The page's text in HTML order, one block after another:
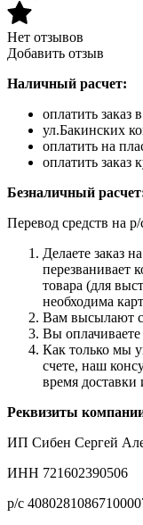
Нет отзывов
Добавить отзыв
Наличный расчет:
оплатить заказ
ул.Бакинских
оплатить на
оплатить заказ
Безналичный
Перевод средств на
Делаете заказ
перезванивает
товара (для
необходима
Вам высылают
Вы оплачиваете
Как только мы
счете, наш
время доставки
Реквизиты
ИП Сибен Сергей
ИНН 721602390506
р/с